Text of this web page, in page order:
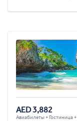
AED 3,882
Авиабилеты + Гостиница